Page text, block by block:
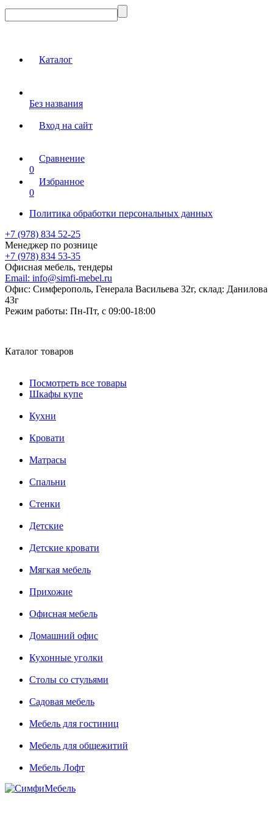
Каталог
Без названия
Вход на сайт
Сравнение
0
Избранное
0
Политика обработки персональных данных
+7 (978) 834 52-25
Менеджер по рознице
+7 (978) 834 53-35
Офисная мебель, тендеры
Email: info@simfi-mebel.ru
Офис: Симферополь, Генерала Васильева 32г, склад: Данилова
43г
Режим работы: Пн-Пт, с 09:00-18:00
Каталог товаров
Посмотреть все товары
Шкафы купе
Кухни
Кровати
Матрасы
Cпальни
Стенки
Детские
Детские кровати
Мягкая мебель
Прихожие
Офисная мебель
Домашний офис
Кухонные уголки
Столы со стульями
Садовая мебель
Мебель для гостиниц
Мебель для общежитий
Мебель Лофт